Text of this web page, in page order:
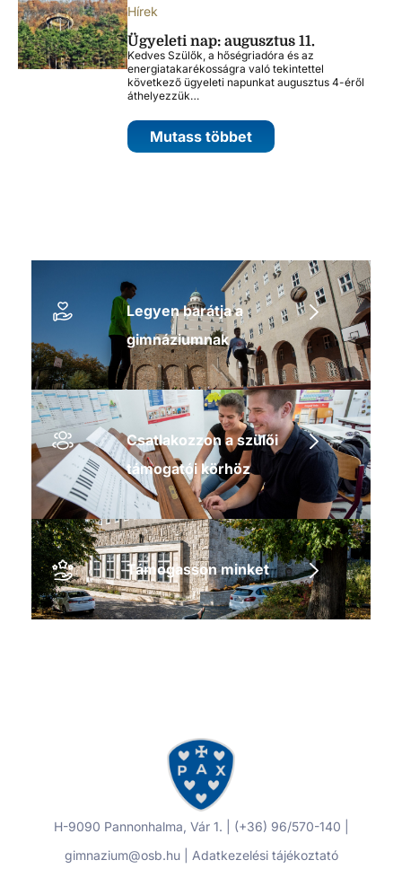
Hírek
Ügyeleti nap: augusztus 11.
Kedves Szülők, a hőségriadóra és az
energiatakarékosságra való tekintettel
következő ügyeleti napunkat augusztus 4-éről
áthelyezzük…
Mutass többet
Legyen barátja a
gimnáziumnak
Csatlakozzon a szülői
támogatói körhöz
Támogasson minket
H-9090 Pannonhalma, Vár 1. | (+36) 96/570-140 |
gimnazium@osb.hu | Adatkezelési tájékoztató